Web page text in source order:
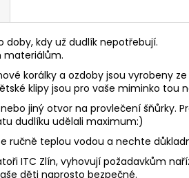
kdy už dudlík nepotřebují.
materiálům.
korálky a ozdoby jsou vyrobeny
klipy jsou pro vaše miminko tou
jiný otvor na provlečení
dudlíku udělali maximum:)
ručně teplou vodou a nechte
ITC Zlín, vyhovují požadavkům
děti naprosto bezpečné.